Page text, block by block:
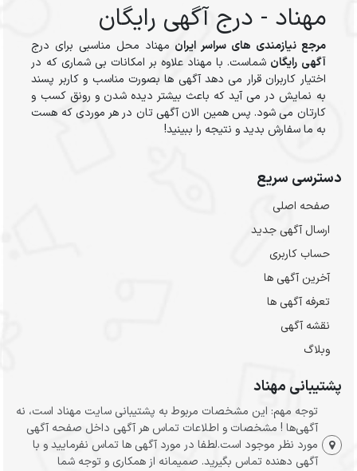
مهناد - درج آگهی رایگان
مرجع نیازمندی های سراسر ایران مهناد محل مناسبی برای درج
آگهی رایگان شماست. با مهناد علاوه بر امکانات بی شماری که در
اختیار کاربران قرار می دهد آگهی ها بصورت مناسب و کاربر پسند
به نمایش در می آید که باعث بیشتر دیده شدن و رونق کسب و
کارتان می شود. پس همین الان آگهی تان در هر موردی که هست
به ما سفارش بدید و نتیجه را ببینید!
دسترسی سریع
صفحه اصلی
ارسال‌ آگهی جدید
حساب کاربری
آخرین آگهی ها
تعرفه آگهی ها
نقشه آگهی
وبلاگ
پشتیبانی مهناد
توجه مهم: این مشخصات مربوط به پشتیبانی سایت مهناد است، نه
آگهی‌ها ! مشخصات و اطلاعات تماس هر آگهی داخل صفحه آگهی
مورد نظر موجود است.لطفا در مورد آگهی ها تماس نفرمایید و با
آگهی دهنده تماس بگیرید. صمیمانه از همکاری و توجه شما